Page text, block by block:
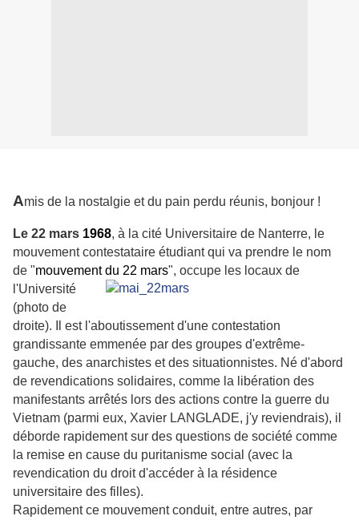
Amis de la nostalgie et du pain perdu réunis, bonjour !
Le 22 mars 1968, à la cité Universitaire de Nanterre, le
mouvement contestataire étudiant qui va prendre le nom
de "mouvement du 22 mars", occupe les locaux de
l'Université
(photo de
droite). Il est l'aboutissement d'une contestation
grandissante emmenée par des groupes d'extrême-
gauche, des anarchistes et des situationnistes. Né d'abord
de revendications solidaires, comme la libération des
manifestants arrêtés lors des actions contre la guerre du
Vietnam (parmi eux, Xavier LANGLADE, j'y reviendrais), il
déborde rapidement sur des questions de société comme
la remise en cause du puritanisme social (avec la
revendication du droit d'accéder à la résidence
universitaire des filles).
Rapidement ce mouvement conduit, entre autres, par